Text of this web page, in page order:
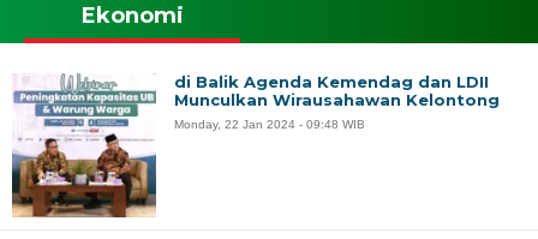
Ekonomi
di Balik Agenda Kemendag dan LDII
Munculkan Wirausahawan Kelontong
Monday, 22 Jan 2024 - 09:48 WIB